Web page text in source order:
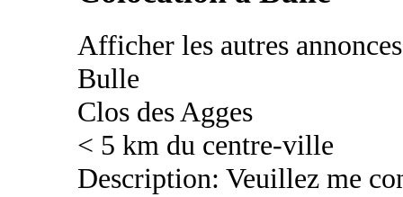
Afficher les autres
Bulle
Clos des Agges
< 5 km du centre-ville
Description: Veuillez me